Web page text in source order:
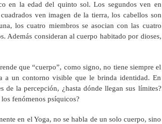
en la edad del quinto sol. Los segundos ven en
ven imagen de la tierra, los cabellos son
los cuatro miembros se asocian con las cuatro
Además consideran al cuerpo habitado por dioses,
que “cuerpo”, como signo, no tiene siempre el
a un contorno visible que le brinda identidad. En
de la percepción, ¿hasta dónde llegan sus límites?
fenómenos psíquicos?
en el Yoga, no se habla de un solo cuerpo, sino